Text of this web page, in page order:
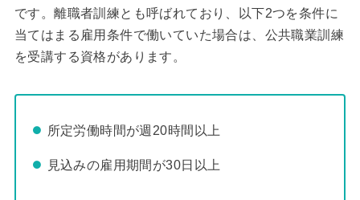
です。離職者訓練とも呼ばれており、以下2つを条件に
当てはまる雇用条件で働いていた場合は、公共職業訓練
を受講する資格があります。
所定労働時間が週20時間以上
見込みの雇用期間が30日以上